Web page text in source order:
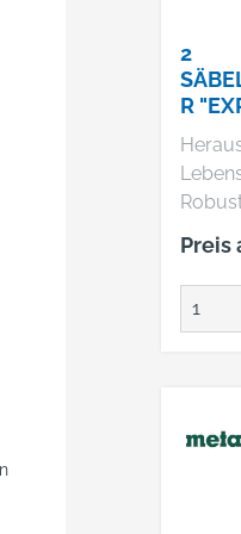
von
2
R
115 X
1,4
Preis